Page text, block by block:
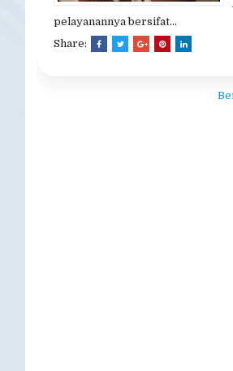
pelayanannya bersifat...
Share: